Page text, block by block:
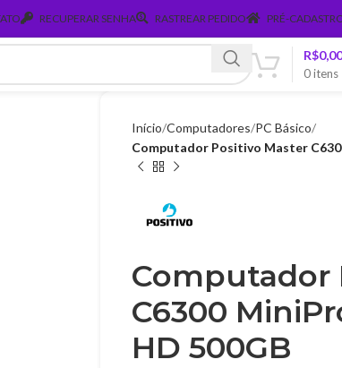
RECUPERAR SENHA RASTREAR PEDIDO PRÉ-
0itens
R$0,00
Início Computadores PC Básico
Computador Positivo Master
Computador
C6300
HD 500GB